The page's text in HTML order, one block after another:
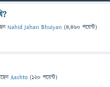
Nahid Jahan Bhuiyan (4,460 পয়েন্ট)
Aashto (120 পয়েন্ট)